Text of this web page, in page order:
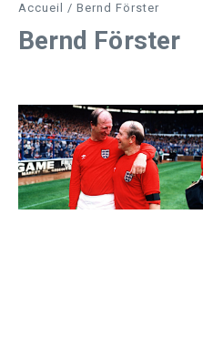
Accueil / Bernd Förster
Bernd Förster